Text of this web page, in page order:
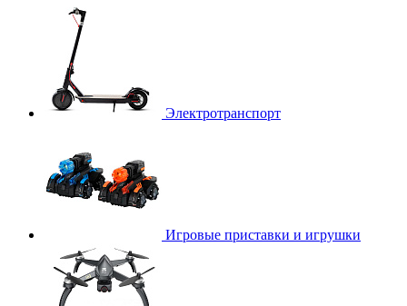
Электротранспорт
Игровые приставки и игрушки